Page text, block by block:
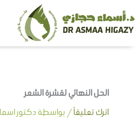
تخطي
إلى
الحل النهائي لقشرة الشعر
اترك تعليقاً/ بواسطة دكتور